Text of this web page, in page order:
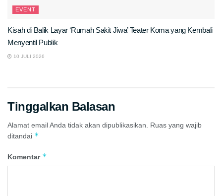
EVENT
Kisah di Balik Layar ‘Rumah Sakit Jiwa’ Teater Koma yang Kembali
Menyentil Publik
10 JULI 2026
Tinggalkan Balasan
Alamat email Anda tidak akan dipublikasikan.
Ruas yang wajib
ditandai *
Komentar *